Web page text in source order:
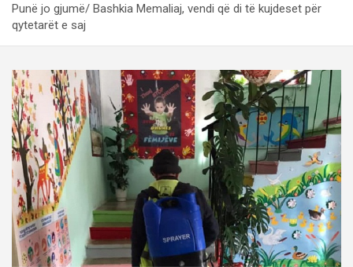
Punë jo gjumë/ Bashkia Memaliaj, vendi që di të kujdeset për
qytetarët e saj